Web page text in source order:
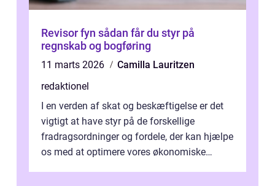
Revisor fyn sådan får du styr på
regnskab og bogføring
11 marts 2026
Camilla Lauritzen
redaktionel
I en verden af skat og beskæftigelse er det
vigtigt at have styr på de forskellige
fradragsordninger og fordele, der kan hjælpe
os med at optimere vores økonomiske